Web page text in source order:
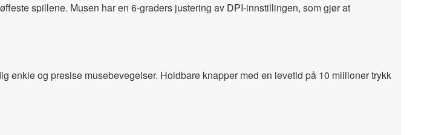
spillene. Musen har en 6-graders justering av DPI-innstillingen, som gjør at
enkle og presise musebevegelser. Holdbare knapper med en levetid på 10 millioner trykk